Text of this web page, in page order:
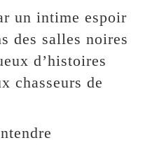
un intime espoir
des salles noires
d’histoires
chasseurs de